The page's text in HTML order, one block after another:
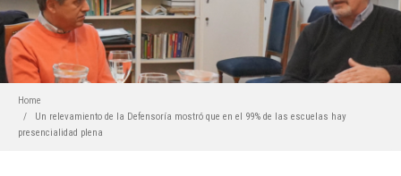
Home
Un relevamiento de la Defensoría mostró que en el 99% de las escuelas hay
presencialidad plena